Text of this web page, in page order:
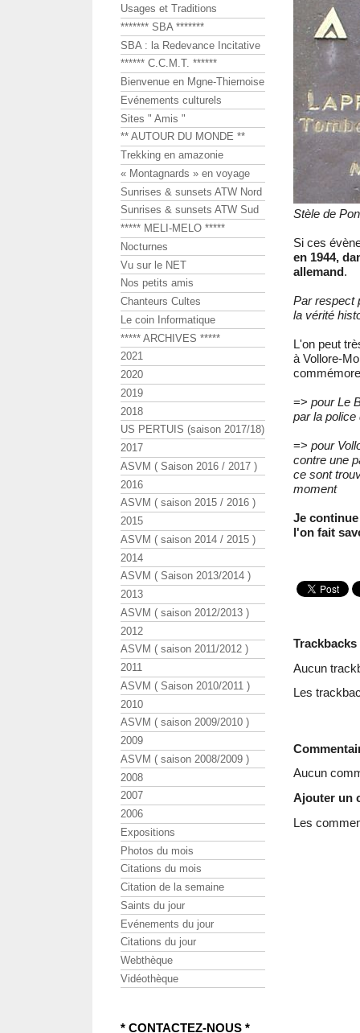
Stèle de
Si ces
en 1944,
allemand.
Par respect
la vérité
L'on peut
à Vollore-
=> pour Le
par la
=> pour
contre une
ce sont
moment
Je
l'on fait
Trackbacks
Aucun
Les
Aucun
Ajouter un
Les
Usages et Traditions
******* SBA *******
SBA : la Redevance Incitative
****** C.C.M.T. ******
Bienvenue en Mgne-Thiernoise
Evénements culturels
Sites " Amis "
** AUTOUR DU MONDE **
Trekking en amazonie
« Montagnards » en voyage
Sunrises & sunsets ATW Nord
Sunrises & sunsets ATW Sud
***** MELI-MELO *****
Nocturnes
Vu sur le NET
Nos petits amis
Chanteurs Cultes
Le coin Informatique
***** ARCHIVES *****
2021
2020
2019
2018
US PERTUIS (saison 2017/18)
2017
ASVM ( Saison 2016 / 2017 )
2016
ASVM ( saison 2015 / 2016 )
2015
ASVM ( saison 2014 / 2015 )
2014
ASVM ( Saison 2013/2014 )
2013
ASVM ( saison 2012/2013 )
2012
ASVM ( saison 2011/2012 )
2011
ASVM ( Saison 2010/2011 )
2010
ASVM ( saison 2009/2010 )
2009
ASVM ( saison 2008/2009 )
2008
2007
2006
Expositions
Photos du mois
Citations du mois
Citation de la semaine
Saints du jour
Evénements du jour
Citations du jour
Webthèque
Vidéothèque
* CONTACTEZ-NOUS *